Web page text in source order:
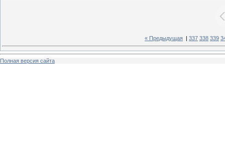
« Предыдущая 337 338 339
Полная версия сайта